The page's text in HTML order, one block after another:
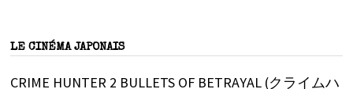
LE CINÉMA JAPONAIS
CRIME HUNTER 2 BULLETS OF BETRAYAL (クライムハ